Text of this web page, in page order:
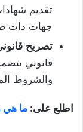
تقديم
جهات ذات
تصريح
قانوني
والشروط
اطلع على: ما هي